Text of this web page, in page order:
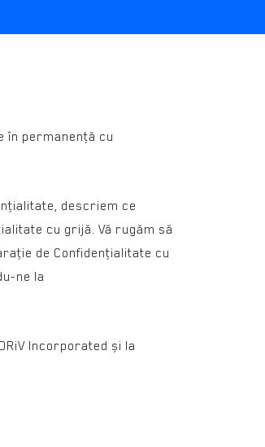
în permanenţă cu
descriem ce
cu grijă. Vă rugăm să
de Confidenţialitate cu
ne la
Incorporated și la